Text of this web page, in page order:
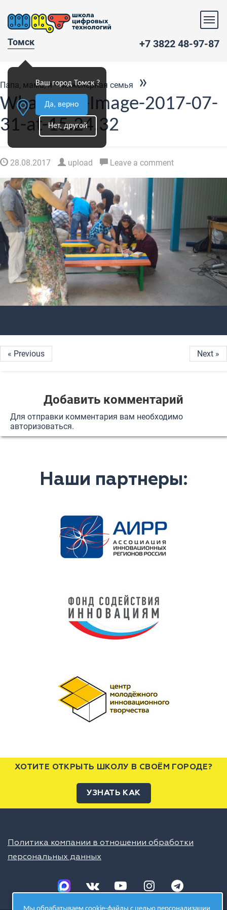
Томск
Ваш город Томск ?
Да, верно
Нет, другой
+7 3822 48-97-87
Папа, мама, я – инженерная семья
»
WhatsApp-Image-2017-07-
31-at-15.24.32
28.08.2017 upload Leave a comment
« Previous Next »
Добавить комментарий
Для отправки комментария вам необходимо
авторизоваться.
Наши партнеры:
ХОТИТЕ ОТКРЫТЬ ШКОЛУ В СВОЁМ ГОРОДЕ?
УЗНАТЬ КАК
Политика компании в отношении обработки
персональных данных